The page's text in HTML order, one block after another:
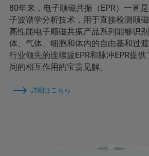
80年来，电子顺磁共振（EPR）一直
子波谱学分析技术，用于直接检测顺
高性能电子顺磁共振产品系列能够识
体、气体、细胞和体内的自由基和过
行业领先的连续波EPR和脉冲EPR提
间的相互作用的宝贵见解。
詳細はこちら